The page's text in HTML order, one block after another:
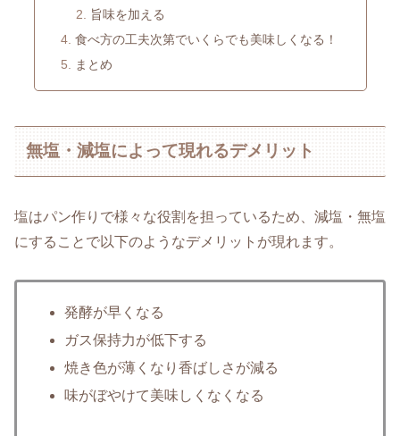
旨味を加える
食べ方の工夫次第でいくらでも美味しくなる！
まとめ
無塩・減塩によって現れるデメリット
塩はパン作りで様々な役割を担っているため、減塩・無塩
にすることで以下のようなデメリットが現れます。
発酵が早くなる
ガス保持力が低下する
焼き色が薄くなり香ばしさが減る
味がぼやけて美味しくなくなる